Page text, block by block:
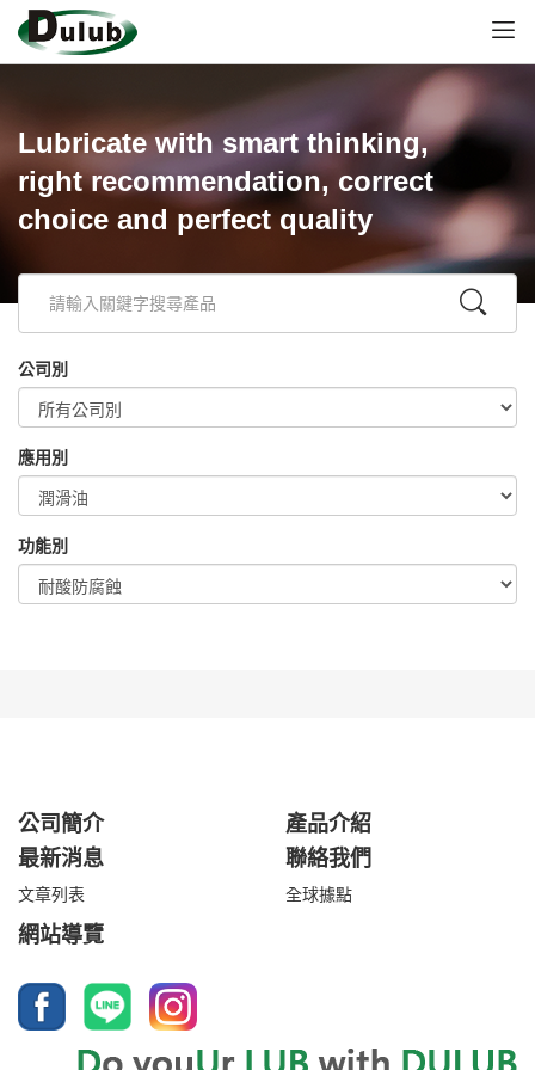
Lubricate with smart thinking,
right recommendation, correct
choice and perfect quality
公司別
應用別
功能別
公司簡介
產品介紹
最新消息
文章列表
聯絡我們
全球據點
網站導覽